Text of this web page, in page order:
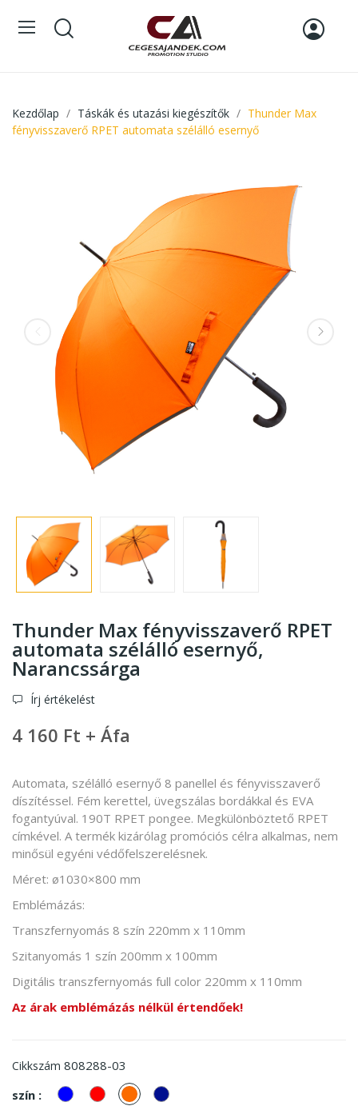
Kezdőlap Táskák és utazási kiegészítők
Thunder Max
fényvisszaverő RPET automata szélálló esernyő
Thunder Max fényvisszaverő RPET
automata szélálló esernyő,
Narancssárga
Írj értékelést
4 160 Ft + Áfa
Automata, szélálló esernyő 8 panellel és fényvisszaverő
díszítéssel. Fém kerettel, üvegszálas bordákkal és EVA
fogantyúval. 190T RPET pongee. Megkülönböztető RPET
címkével. A termék kizárólag promóciós célra alkalmas, nem
minősül egyéni védőfelszerelésnek.
Méret: ø1030×800 mm
Emblémázás:
Transzfernyomás 8 szín 220mm x 110mm
Szitanyomás 1 szín 200mm x 100mm
Digitális transzfernyomás full color 220mm x 110mm
Az árak emblémázás nélkül értendőek!
Cikkszám 808288-03
szín :
kek piros Narancssárga
sötétkék